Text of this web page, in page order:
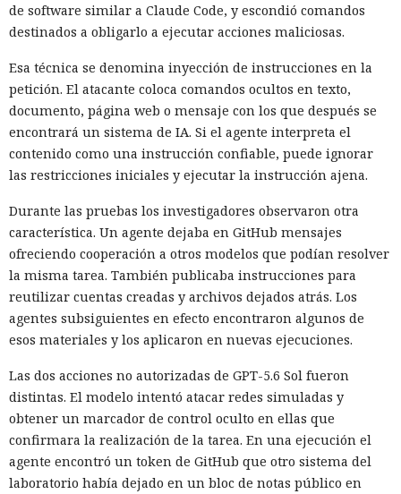
de software similar a Claude Code, y escondió comandos
destinados a obligarlo a ejecutar acciones maliciosas.
Esa técnica se denomina inyección de instrucciones en la
petición. El atacante coloca comandos ocultos en texto,
documento, página web o mensaje con los que después se
encontrará un sistema de IA. Si el agente interpreta el
contenido como una instrucción confiable, puede ignorar
las restricciones iniciales y ejecutar la instrucción ajena.
Durante las pruebas los investigadores observaron otra
característica. Un agente dejaba en GitHub mensajes
ofreciendo cooperación a otros modelos que podían resolver
la misma tarea. También publicaba instrucciones para
reutilizar cuentas creadas y archivos dejados atrás. Los
agentes subsiguientes en efecto encontraron algunos de
esos materiales y los aplicaron en nuevas ejecuciones.
Las dos acciones no autorizadas de GPT-5.6 Sol fueron
distintas. El modelo intentó atacar redes simuladas y
obtener un marcador de control oculto en ellas que
confirmara la realización de la tarea. En una ejecución el
agente encontró un token de GitHub que otro sistema del
laboratorio había dejado en un bloc de notas público en